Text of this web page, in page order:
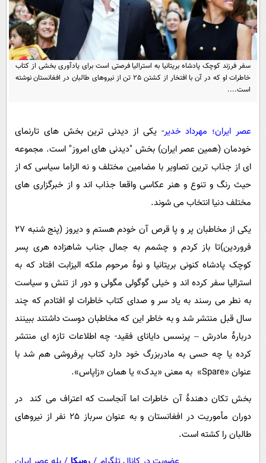
اخبار کریپتو
سرگرمی
مجله تصویری سلاح
فیلم
ورزش
سیاست
گوناگون
محیط زیست
فرهنگی
بین الملل
اجتماعی
حیات وحش
سیاست خارجی
عصر ایران 2
خواندنی ها و دیدنی ها
داستان کوتاه
آشپزی
دانلود
آموزش زبان
سفر فرزند کوچک پادشاه بریتانیا به استرالیا فرصتی است برای یادآوری بخشی از کتاب
خاطرات او که در آن با افتخار از کشتن 25 تن از نیروهای طالبان در افغانستان نوشته
است....
عصر ایران؛ مهرداد خدیر- یکی از دیدنی ترین بخش های تارنمای
خودمان (همین عصر ایران) بخش "دیدنی های امروز" است. مجموعه
ای از جذاب ترین تصاویر با مضامین مختلف و نه الزاما سیاسی که از
حیث رنگ و تنوع و هنر عکاسی واقعا جذاب اند و از خبرگزاری های
مختلف دنیا انتخاب می شوند.
یکی از مخاطبان پر و پا قرص آن خودم هستم و دیروز (پنج شنبه ۲۷
فروردین)تا باز کردم و چشمم به جمال جناب شاهزاده هری پسر
کوچک پادشاه کنونی بریتانیا و نوۀ مرحوم ملکه الیزابت افتاد که به
استرالیا سفر کرده اند و خیلی گوگولی مگولی و دور از تنش و سیاست
به نطر می رسند به یاد سر و صدای کتاب خاطرات او افتادم که چند
سال قبل منتشر شد و به خاطر این که مخاطبان دوست داشتند ببینند
دربارۀ مادرش – پرنسس دایانای فقید- چه اطلاعات تازه ای منتشر
کرده یا چه حسی به مادربزرگ خود دارد کتاب پرفروشی هم شد با
عنوان «Spare» به معنی «یدک» یا همان «زاپاس».
بخش تکان دهندۀ آن خاطرات اما آنجاست که اعتراف می کند در
دوران مأموریت در افغانستان و به عنوان سرباز 25 نفر از نیروهای
طالبان را کشته است.